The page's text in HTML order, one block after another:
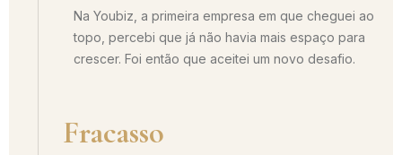
Na Youbiz, a primeira empresa em que cheguei ao
topo, percebi que já não havia mais espaço para
crescer. Foi então que aceitei um novo desafio.
Fracasso